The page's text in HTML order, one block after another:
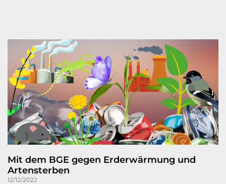
Mit dem BGE gegen Erderwärmung und
Artensterben
12/12/2022